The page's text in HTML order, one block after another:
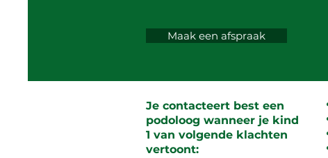
Maak een afspraak
Je contacteert best een
podoloog wanneer je kind
1 van volgende klachten
vertoont: